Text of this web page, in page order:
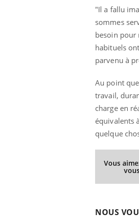
"Il a fallu
sommes
besoin pour
habituels
parvenu à
Au point
travail,
charge en
équivalents
quelque
Vous
NOUS
Carence en fer :
Youtube
même alopécie… Les
carence en fer sont